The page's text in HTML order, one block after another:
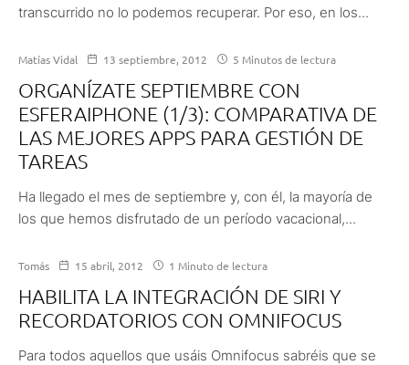
transcurrido no lo podemos recuperar. Por eso, en los...
Matías Vidal 13 septiembre, 2012 5 Minutos de lectura
ORGANÍZATE SEPTIEMBRE CON
ESFERAIPHONE (1/3): COMPARATIVA DE
LAS MEJORES APPS PARA GESTIÓN DE
TAREAS
Ha llegado el mes de septiembre y, con él, la mayoría de
los que hemos disfrutado de un período vacacional,...
Tomás 15 abril, 2012 1 Minuto de lectura
HABILITA LA INTEGRACIÓN DE SIRI Y
RECORDATORIOS CON OMNIFOCUS
Para todos aquellos que usáis Omnifocus sabréis que se